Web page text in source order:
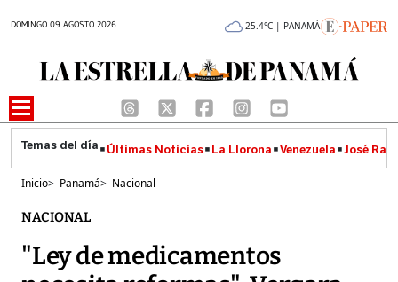
DOMINGO 09 AGOSTO 2026 25.4°C | PANAMÁ
Últimas Noticias La Llorona Venezuela José
Inicio> Panamá> Nacional
NACIONAL
"Ley de medicamentos